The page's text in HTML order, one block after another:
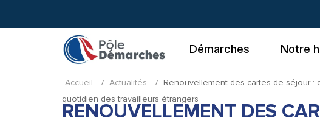
Démarches Notre
Accueil / Actualités / Renouvellement des cartes de séjour :
quotidien des travailleurs étrangers
RENOUVELLEMENT DES